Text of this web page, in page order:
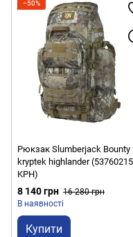
−50%
Рюкзак Slumberjack Bounty
kryptek highlander
KPH)
8 140 грн 16 280 грн
В наявності
Купити